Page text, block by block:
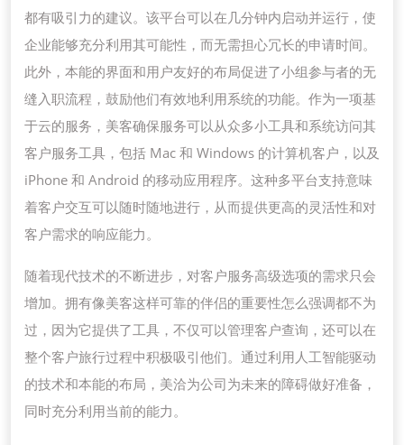
取
最
新
的
客
户
服
务
资
都有吸引力的建议。该平台可以在几分钟内启动并运行，使
企业能够充分利用其可能性，而无需担心冗长的申请时间。
此外，本能的界面和用户友好的布局促进了小组参与者的无
缝入职流程，鼓励他们有效地利用系统的功能。作为一项基
于云的服务，美客确保服务可以从众多小工具和系统访问其
客户服务工具，包括 Mac 和 Windows 的计算机客户，以及
iPhone 和 Android 的移动应用程序。这种多平台支持意味
着客户交互可以随时随地进行，从而提供更高的灵活性和对
客户需求的响应能力。
随着现代技术的不断进步，对客户服务高级选项的需求只会
增加。拥有像美客这样可靠的伴侣的重要性怎么强调都不为
过，因为它提供了工具，不仅可以管理客户查询，还可以在
整个客户旅行过程中积极吸引他们。通过利用人工智能驱动
的技术和本能的布局，美洽为公司为未来的障碍做好准备，
同时充分利用当前的能力。